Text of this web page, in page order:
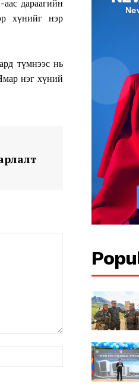
дараагийн
хүнийг нэр
түмнээс нь
нэг хүний
хуудас: